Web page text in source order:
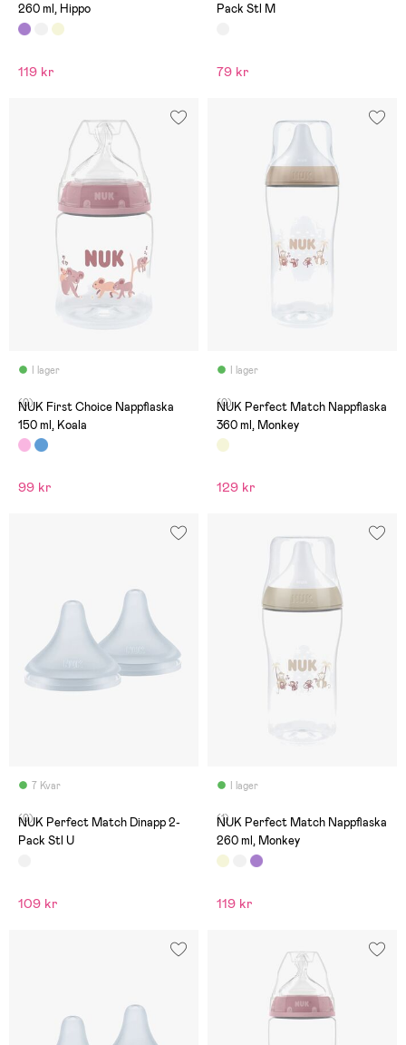
260 ml, Hippo
119 kr
Pack Stl M
79 kr
I lager
(0)
NUK First Choice Nappflaska
150 ml, Koala
99 kr
I lager
(0)
NUK Perfect Match Nappflaska
360 ml, Monkey
129 kr
7 Kvar
(0)
NUK Perfect Match Dinapp 2-
Pack Stl U
109 kr
I lager
(1)
NUK Perfect Match Nappflaska
260 ml, Monkey
119 kr